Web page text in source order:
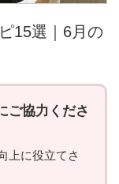
15選｜6月の